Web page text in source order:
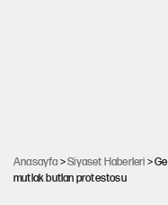
Anasayfa >Siyaset Haberleri >
mutlak butlan protestosu